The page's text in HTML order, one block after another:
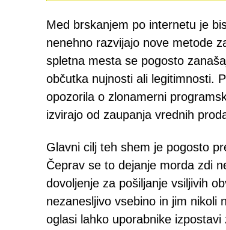
Med brskanjem po internetu je
nenehno razvijajo nove metode
spletna mesta se pogosto
občutka nujnosti ali legitimnosti.
opozorila o zlonamerni
izvirajo od zaupanja vrednih
Glavni cilj teh shem je pogosto
Čeprav se to dejanje morda zdi
dovoljenje za pošiljanje vsiljivih
nezanesljivo vsebino in jim nikoli
oglasi lahko uporabnike